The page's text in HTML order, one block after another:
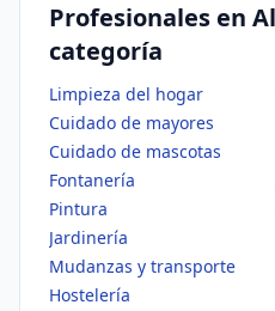
Profesionales en
categoría
Limpieza del hogar
Cuidado de mayores
Cuidado de mascotas
Fontanería
Pintura
Jardinería
Mudanzas y transporte
Hostelería